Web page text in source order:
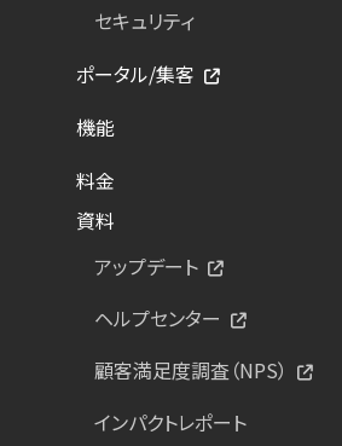
セキュリティ
ポータル/集客
機能
料金
資料
アップデート
ヘルプセンター
顧客満足度調査（NPS）
インパクトレポート